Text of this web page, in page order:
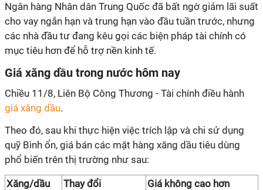
Ngân hàng Nhân dân Trung Quốc đã bất ngờ giảm lãi suất
cho vay ngắn hạn và trung hạn vào đầu tuần trước, nhưng
các nhà đầu tư đang kêu gọi các biện pháp tài chính có
mục tiêu hơn để hỗ trợ nền kinh tế.
Giá xăng dầu trong nước hôm nay
Chiều 11/8, Liên Bộ Công Thương - Tài chính điều hành
giá xăng dầu.
Theo đó, sau khi thực hiện việc trích lập và chi sử dụng
quỹ Bình ổn, giá bán các mặt hàng xăng dầu tiêu dùng
phổ biến trên thị trường như sau:
Xăng/dầu Thay đổi Giá không cao hơn